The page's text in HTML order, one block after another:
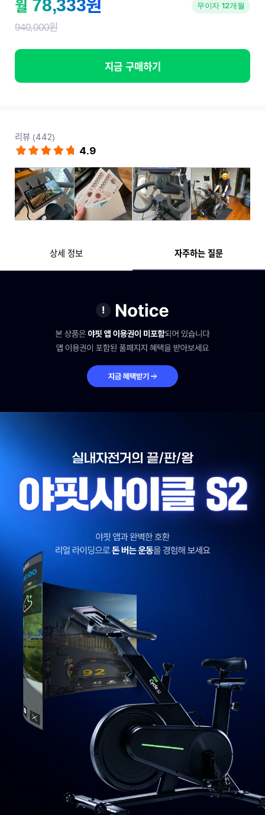
월 78,333원 무이자 12개월
940,000원
지금 구매하기
리뷰 (442)
4.9
상세 정보 자주하는 질문